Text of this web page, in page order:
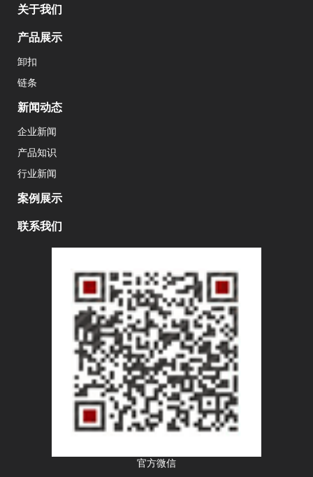
关于我们
产品展示
卸扣
链条
新闻动态
企业新闻
产品知识
行业新闻
案例展示
联系我们
官方微信